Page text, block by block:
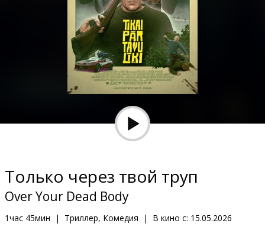
Мероприятия
Новости
Подарки
Клуб
Только через твой труп
Over Your Dead Body
1час 45мин | Триллер, Комедия | В кино с: 15.05.2026